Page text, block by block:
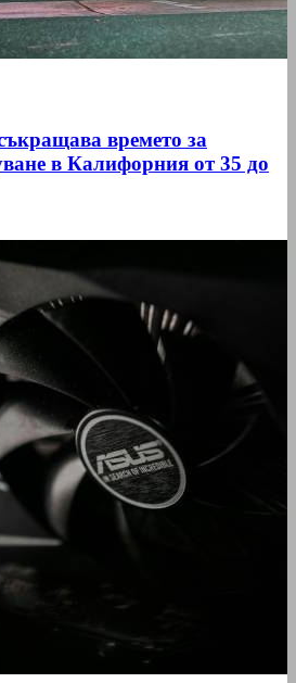
времето за
в Калифорния от 35 до